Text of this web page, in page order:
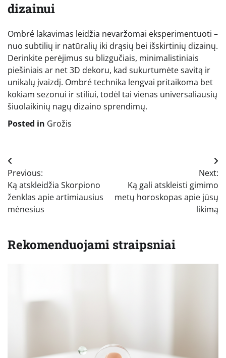
dizainui
Ombré lakavimas leidžia nevaržomai eksperimentuoti –
nuo subtilių ir natūralių iki drąsių bei išskirtinių dizainų.
Derinkite perėjimus su blizgučiais, minimalistiniais
piešiniais ar net 3D dekoru, kad sukurtumėte savitą ir
unikalų įvaizdį. Ombré technika lengvai pritaikoma bet
kokiam sezonui ir stiliui, todėl tai vienas universaliausių
šiuolaikinių nagų dizaino sprendimų.
Posted in Grožis
Navigacija
tarp
įrašų
Previous:
Ką atskleidžia Skorpiono
ženklas apie artimiausius
mėnesius
Next:
Ką gali atskleisti gimimo
metų horoskopas apie jūsų
likimą
Rekomenduojami straipsniai